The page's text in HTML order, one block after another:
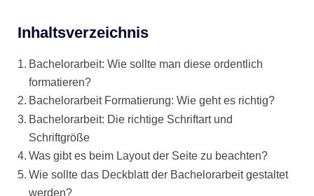
Inhaltsverzeichnis
Bachelorarbeit: Wie sollte man diese ordentlich
formatieren?
Bachelorarbeit Formatierung: Wie geht es richtig?
Bachelorarbeit: Die richtige Schriftart und
Schriftgröße
Was gibt es beim Layout der Seite zu beachten?
Wie sollte das Deckblatt der Bachelorarbeit gestaltet
werden?